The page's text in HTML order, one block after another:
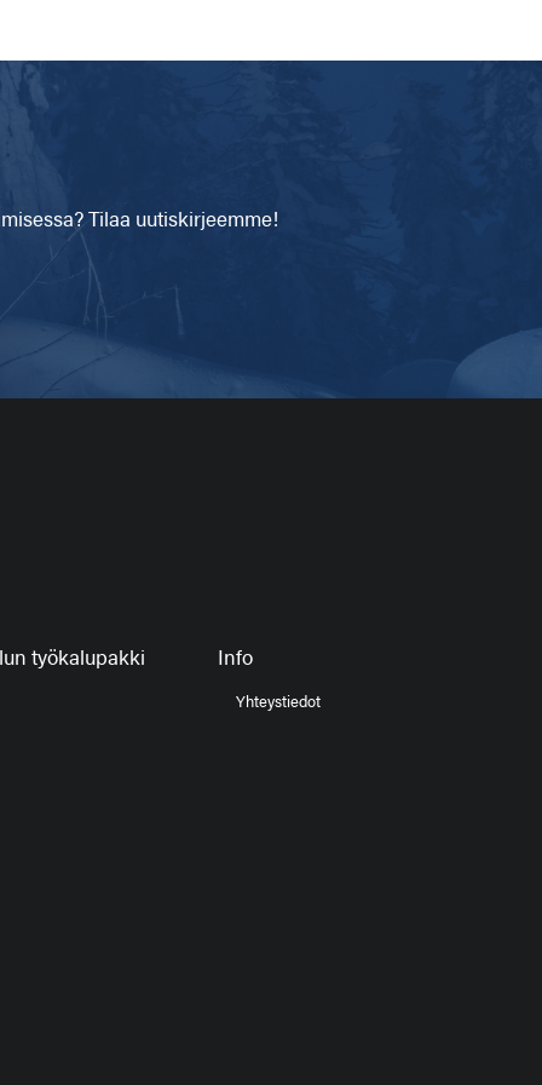
Tilaa uutiskirjeemme!
työkalupakki Info
Yhteystiedot